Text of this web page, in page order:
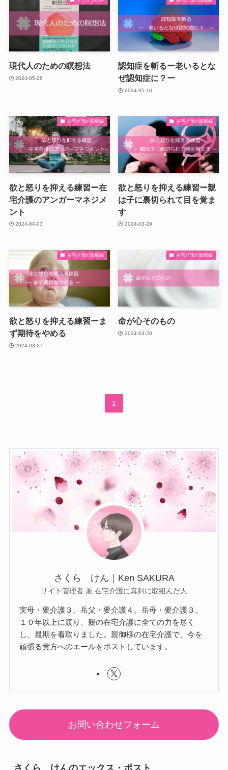
現代人のための瞑想法
2024-05-26
認知症を斬るー老いるとな
ぜ認知症に？ー
2024-05-10
在宅介護の回顧録
欲と怒りを抑える練習ー在
宅介護のアンガーマネジメ
ント
2024-04-03
在宅介護の回顧録
欲と怒りを抑える練習ー親
は子に裏切られて目を覚ま
す
2024-03-29
在宅介護の回顧録
欲と怒りを抑える練習ーま
ず期待をやめる
2024-03-27
在宅介護の回顧録
命が心そのもの
2024-03-20
1
さくら けん｜Ken SAKURA
サイト管理者 兼 在宅介護に真剣に取組んだ人
実母・要介護３。岳父・要介護４。岳母・要介護３。
１０年以上に渡り、親の在宅介護に全ての力を尽く
し、最期を看取りました。親御様の在宅介護で、今を
頑張る貴方へのエールをポストしています。
お問い合わせフォーム